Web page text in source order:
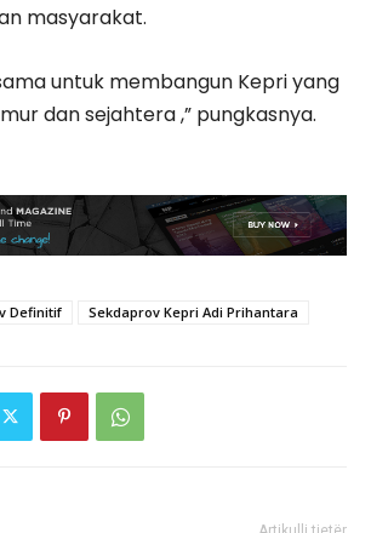
masyarakat.
untuk membangun Kepri yang
dan sejahtera ,” pungkasnya.
Definitif Sekdaprov Kepri Adi Prihantara